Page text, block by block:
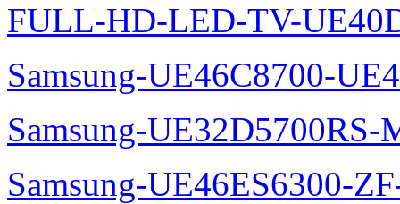
FULL-HD-LED-TV-
Samsung-UE46C8700-
Samsung-UE32D5700RS-
Samsung-UE46ES6300-